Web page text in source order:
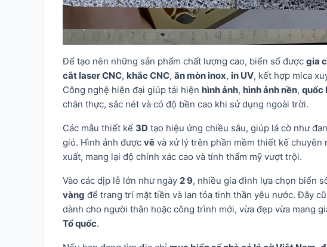
Để tạo nên những sản phẩm chất lượng cao, biển số được gia
cắt laser CNC, khắc CNC, ăn mòn inox, in UV, kết hợp mica
Công nghệ hiện đại giúp tái hiện hình ảnh, hình ảnh nền, quốc
chân thực, sắc nét và có độ bền cao khi sử dụng ngoài trời.
Các mẫu thiết kế 3D tạo hiệu ứng chiều sâu, giúp lá cờ như
gió. Hình ảnh được vẽ và xử lý trên phần mềm thiết kế chuyên
xuất, mang lại độ chính xác cao và tính thẩm mỹ vượt trội.
Vào các dịp lễ lớn như ngày 2 9, nhiều gia đình lựa chọn biển
vàng để trang trí mặt tiền và lan tỏa tinh thần yêu nước. Đây
dành cho người thân hoặc công trình mới, vừa đẹp vừa mang
Tổ quốc.